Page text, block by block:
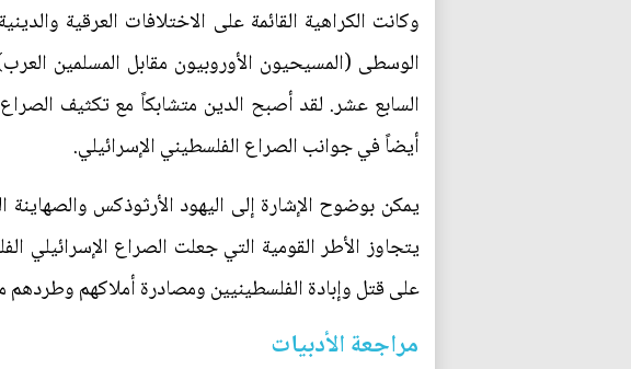
وكانت الكراهية القائمة على الاختلافات العرقية
الوسطى (المسيحيون الأوروبيون مقابل المسلمين
السابع عشر. لقد أصبح الدين متشابكاً مع تكثيف
أيضاً في جوانب الصراع الفلسطيني الإسرائيلي.
يمكن بوضوح الإشارة إلى اليهود الأرثوذكس
يتجاوز الأطر القومية التي جعلت الصراع
على قتل وإبادة الفلسطينيين ومصادرة أملاكهم
مراجعة الأدبيات